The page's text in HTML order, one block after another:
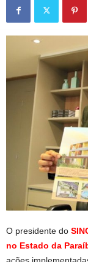
O presidente do
no Estado da
ações